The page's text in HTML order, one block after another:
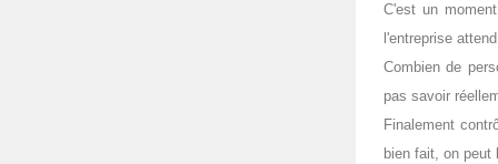
C'est un
l'entreprise
Combien de
pas savoir
Finalement
bien fait, on peut